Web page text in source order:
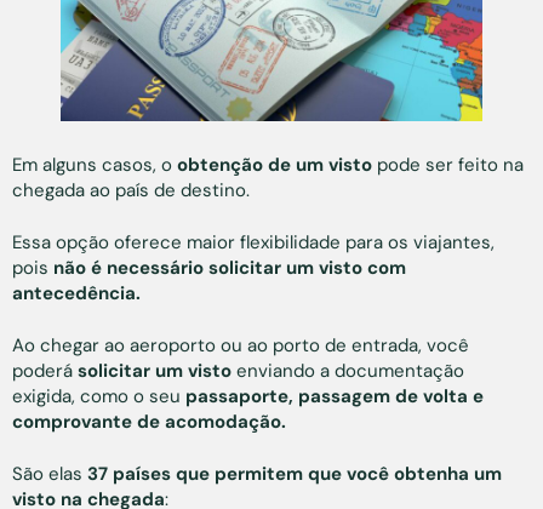
Em alguns casos, o obtenção de um visto pode ser feito na
chegada ao país de destino.
Essa opção oferece maior flexibilidade para os viajantes,
pois não é necessário solicitar um visto com
antecedência.
Ao chegar ao aeroporto ou ao porto de entrada, você
poderá solicitar um visto enviando a documentação
exigida, como o seu passaporte, passagem de volta e
comprovante de acomodação.
São elas 37 países que permitem que você obtenha um
visto na chegada: